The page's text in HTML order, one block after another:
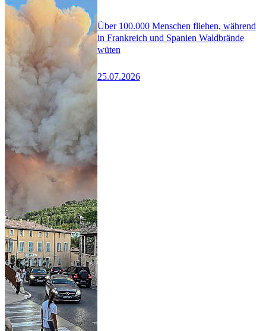
Über 100.000 Menschen fliehen, während
in Frankreich und Spanien Waldbrände
wüten
25.07.2026